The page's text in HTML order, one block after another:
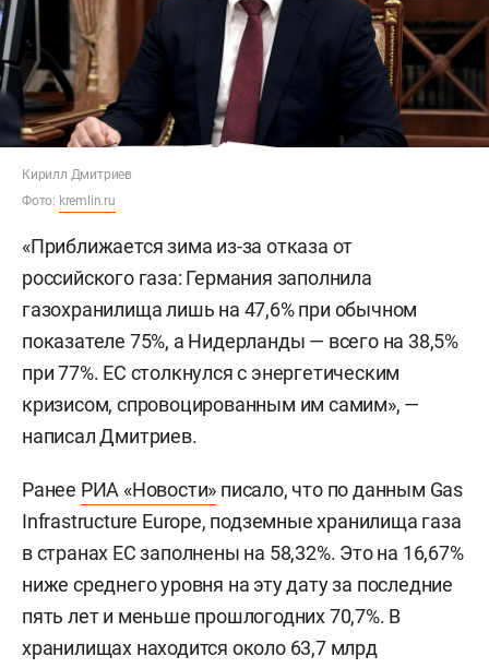
Кирилл Дмитриев
Фото: kremlin.ru
«Приближается зима из-за отказа от
российского газа: Германия заполнила
газохранилища лишь на 47,6% при обычном
показателе 75%, а Нидерланды — всего на 38,5%
при 77%. ЕС столкнулся с энергетическим
кризисом, спровоцированным им самим», —
написал Дмитриев.
Ранее РИА «Новости» писало, что по данным Gas
Infrastructure Europe, подземные хранилища газа
в странах ЕС заполнены на 58,32%. Это на 16,67%
ниже среднего уровня на эту дату за последние
пять лет и меньше прошлогодних 70,7%. В
хранилищах находится около 63,7 млрд